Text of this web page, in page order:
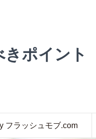
ポイント
フラッシュモブ.com